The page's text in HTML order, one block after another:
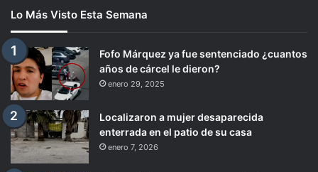
Lo Más Visto Esta Semana
Fofo Márquez ya fue sentenciado ¿cuantos
años de cárcel le dieron?
enero 29, 2025
Localizaron a mujer desaparecida
enterrada en el patio de su casa
enero 7, 2026